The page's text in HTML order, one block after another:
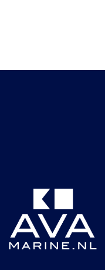
optie